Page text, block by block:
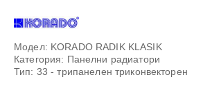
Модел: KORADO RADIK KLASIK
Категория: Панелни радиатори
Тип: 33 - трипанелен триконвекторен